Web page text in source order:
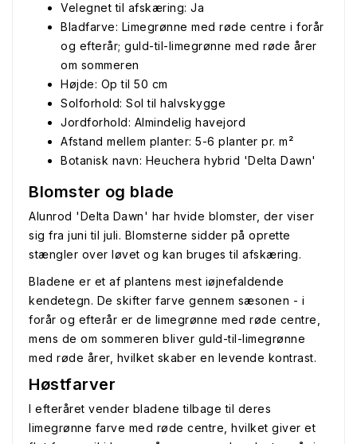
Velegnet til afskæring: Ja
Bladfarve: Limegrønne med røde centre i forår
og efterår; guld-til-limegrønne med røde årer
om sommeren
Højde: Op til 50 cm
Solforhold: Sol til halvskygge
Jordforhold: Almindelig havejord
Afstand mellem planter: 5-6 planter pr. m²
Botanisk navn: Heuchera hybrid 'Delta Dawn'
Blomster og blade
Alunrod 'Delta Dawn' har hvide blomster, der viser
sig fra juni til juli. Blomsterne sidder på oprette
stængler over løvet og kan bruges til afskæring.
Bladene er et af plantens mest iøjnefaldende
kendetegn. De skifter farve gennem sæsonen - i
forår og efterår er de limegrønne med røde centre,
mens de om sommeren bliver guld-til-limegrønne
med røde årer, hvilket skaber en levende kontrast.
Høstfarver
I efteråret vender bladene tilbage til deres
limegrønne farve med røde centre, hvilket giver et